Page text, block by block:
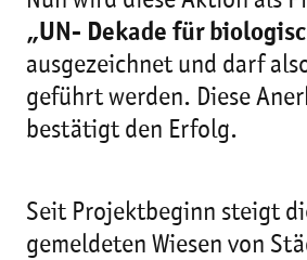
„UN- Dekade für
ausgezeichnet und darf
geführt werden. Diese
bestätigt den Erfolg.
Seit Projektbeginn steigt
gemeldeten Wiesen von